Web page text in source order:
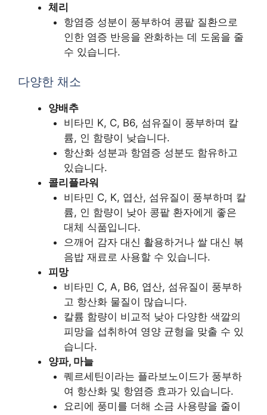
체리
항염증 성분이 풍부하여 콩팥 질환으로
인한 염증 반응을 완화하는 데 도움을 줄
수 있습니다.
다양한 채소
양배추
비타민 K, C, B6, 섬유질이 풍부하며 칼
륨, 인 함량이 낮습니다.
항산화 성분과 항염증 성분도 함유하고
있습니다.
콜리플라워
비타민 C, K, 엽산, 섬유질이 풍부하며 칼
륨, 인 함량이 낮아 콩팥 환자에게 좋은
대체 식품입니다.
으깨어 감자 대신 활용하거나 쌀 대신 볶
음밥 재료로 사용할 수 있습니다.
피망
비타민 C, A, B6, 엽산, 섬유질이 풍부하
고 항산화 물질이 많습니다.
칼륨 함량이 비교적 낮아 다양한 색깔의
피망을 섭취하여 영양 균형을 맞출 수 있
습니다.
양파, 마늘
퀘르세틴이라는 플라보노이드가 풍부하
여 항산화 및 항염증 효과가 있습니다.
요리에 풍미를 더해 소금 사용량을 줄이